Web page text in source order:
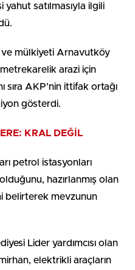
yahut satılmasıyla ilgili
mülkiyeti Arnavutköy
arazi için
sıra AKP’nin ittifak ortağı
gösterdi.
KRAL DEĞİL
petrol istasyonları
hazırlanmış olan
belirterek mevzunun
Lider yardımcısı olan
elektrikli araçların